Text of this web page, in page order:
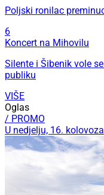
Poljski ronilac
6
Koncert na Mihovilu
Silente i Šibenik vole
publiku
VIŠE
Oglas
/ PROMO
U nedjelju, 16. kolovoza